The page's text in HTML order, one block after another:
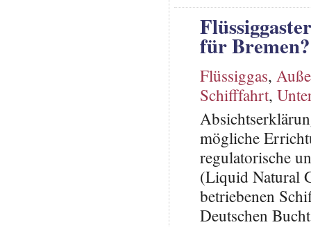
für Bremen?
Flüssiggas,
Schifffahrt,
mögliche
regulatorische
(Liquid Natural
betriebenen
Deutschen